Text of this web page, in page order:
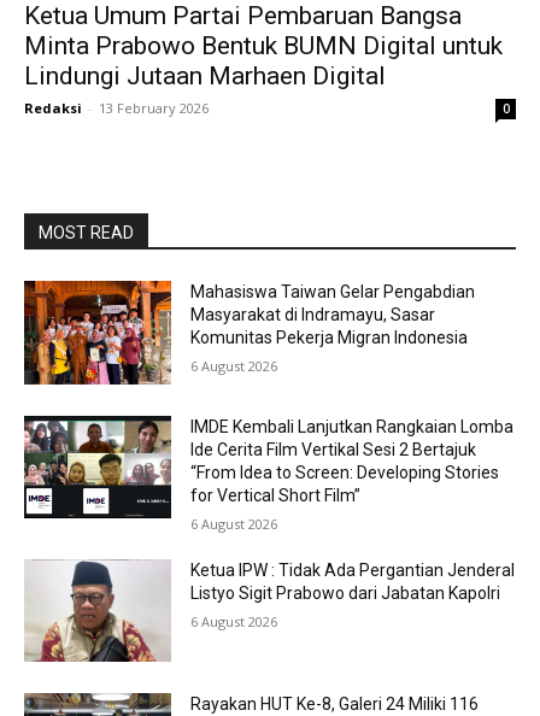
Ketua Umum Partai Pembaruan Bangsa
Minta Prabowo Bentuk BUMN Digital untuk
Lindungi Jutaan Marhaen Digital
Redaksi - 13 February 2026 0
MOST READ
Mahasiswa Taiwan Gelar Pengabdian
Masyarakat di Indramayu, Sasar
Komunitas Pekerja Migran Indonesia
6 August 2026
IMDE Kembali Lanjutkan Rangkaian Lomba
Ide Cerita Film Vertikal Sesi 2 Bertajuk
“From Idea to Screen: Developing Stories
for Vertical Short Film”
6 August 2026
Ketua IPW : Tidak Ada Pergantian Jenderal
Listyo Sigit Prabowo dari Jabatan Kapolri
6 August 2026
Rayakan HUT Ke-8, Galeri 24 Miliki 116